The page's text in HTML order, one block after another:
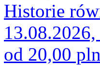
Historie
od 20,00 pln